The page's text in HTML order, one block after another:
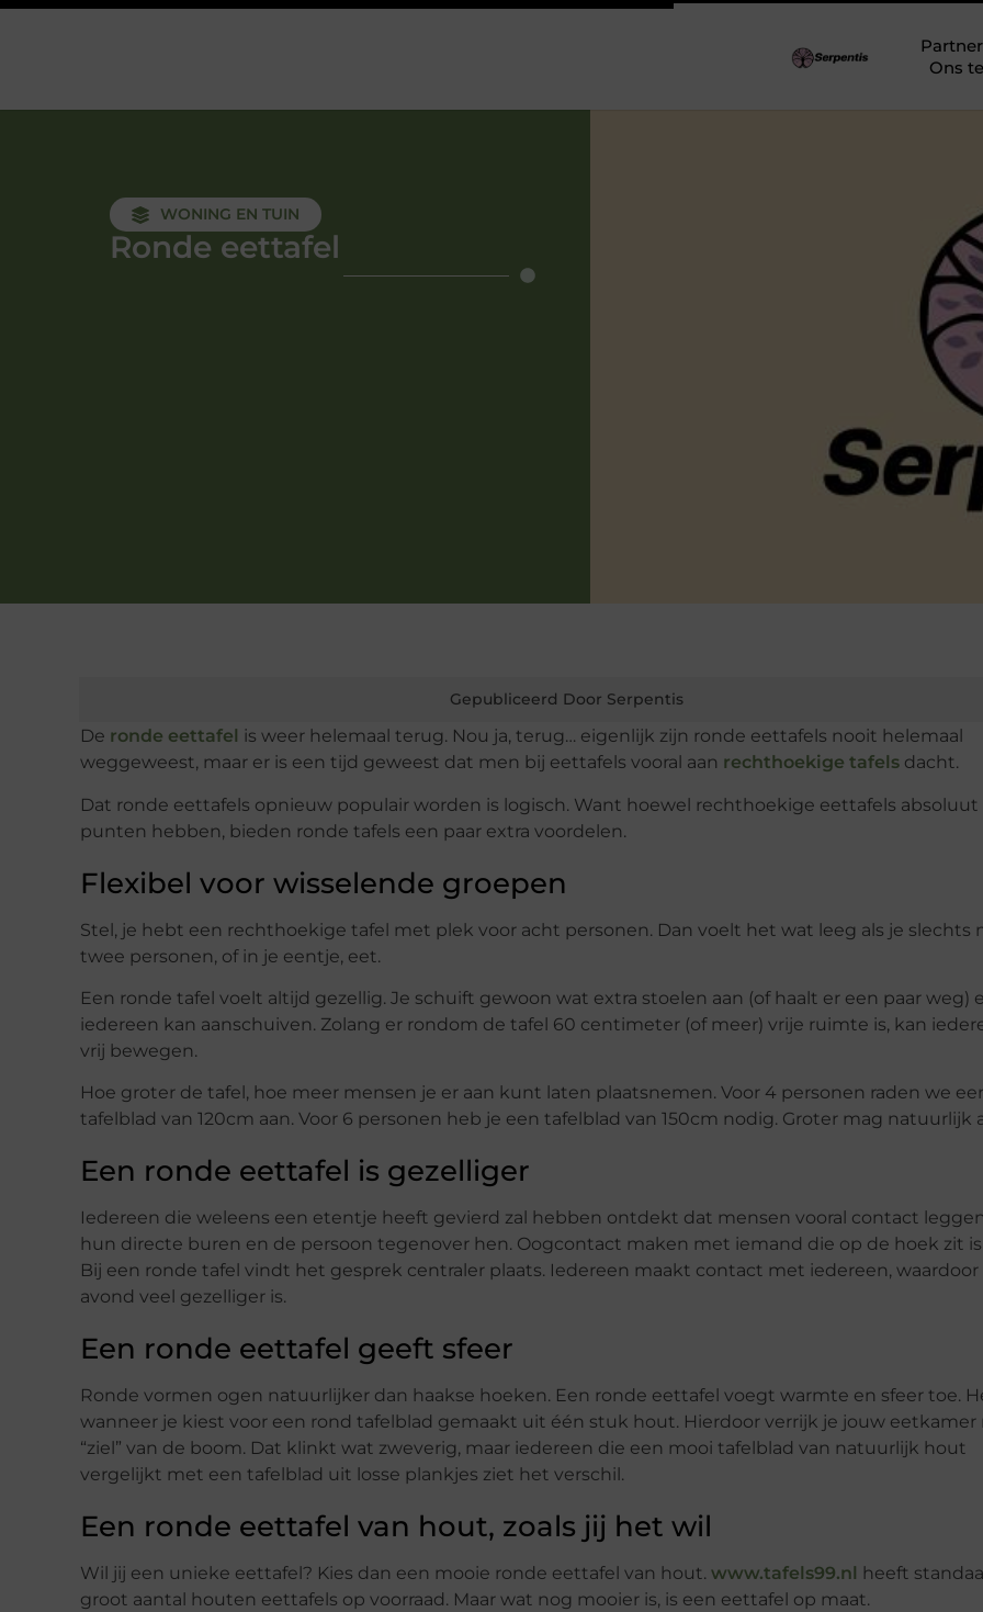
Ons
WONING EN TUIN
Ronde eettafel
Gepubliceerd Door Serpentis
De ronde eettafel
is weer helemaal terug. Nou ja, terug… eigenlijk zijn ronde eettafels nooit helemaal
weggeweest, maar er is een tijd geweest dat men bij eettafels vooral aan rechthoekige tafels dacht.
Dat ronde eettafels opnieuw populair worden is logisch. Want hoewel rechthoekige eettafels absoluut
punten hebben, bieden ronde tafels een paar extra voordelen.
Flexibel voor wisselende groepen
Stel, je hebt een rechthoekige tafel met plek voor acht personen. Dan voelt het wat leeg als je slechts
twee personen, of in je eentje, eet.
Een ronde tafel voelt altijd gezellig. Je schuift gewoon wat extra stoelen aan (of haalt er een paar weg)
iedereen kan aanschuiven. Zolang er rondom de tafel 60 centimeter (of meer) vrije ruimte is, kan
vrij bewegen.
Hoe groter de tafel, hoe meer mensen je er aan kunt laten plaatsnemen. Voor 4 personen raden we
tafelblad van 120cm aan. Voor 6 personen heb je een tafelblad van 150cm nodig. Groter mag natuurlijk
Een ronde eettafel is gezelliger
Iedereen die weleens een etentje heeft gevierd zal hebben ontdekt dat mensen vooral contact
hun directe buren en de persoon tegenover hen. Oogcontact maken met iemand die op de hoek zit is
Bij een ronde tafel vindt het gesprek centraler plaats. Iedereen maakt contact met iedereen, waardoor
avond veel gezelliger is.
Een ronde eettafel geeft sfeer
Ronde vormen ogen natuurlijker dan haakse hoeken. Een ronde eettafel voegt warmte en sfeer toe.
wanneer je kiest voor een rond tafelblad gemaakt uit één stuk hout. Hierdoor verrijk je jouw eetkamer
“ziel” van de boom. Dat klinkt wat zweverig, maar iedereen die een mooi tafelblad van natuurlijk hout
vergelijkt met een tafelblad uit losse plankjes ziet het verschil.
Een ronde eettafel van hout, zoals jij het wil
Wil jij een unieke eettafel? Kies dan een mooie ronde eettafel van hout. www.tafels99.nl
heeft
groot aantal houten eettafels op voorraad. Maar wat nog mooier is, is een eettafel op maat.